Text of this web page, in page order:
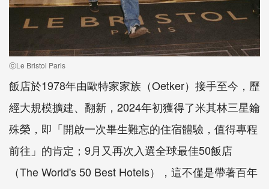
ⓒLe Bristol Paris
飯店於1978年由歐特家家族（Oetker）接手至今，歷
經大規模擴建、翻新，2024年初獲得了米其林三星鑰
殊榮，即「開啟一次畢生難忘的住宿體驗，值得專程
前往」的肯定；9月又再次入選全球最佳50飯店
（The World's 50 Best Hotels），這不僅是帶著百年